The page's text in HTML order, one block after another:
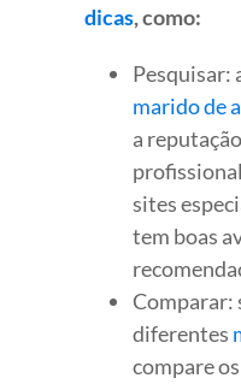
dicas, como:
Pesquisar:
marido de
a
sites
tem boas
Comparar:
diferentes
compare